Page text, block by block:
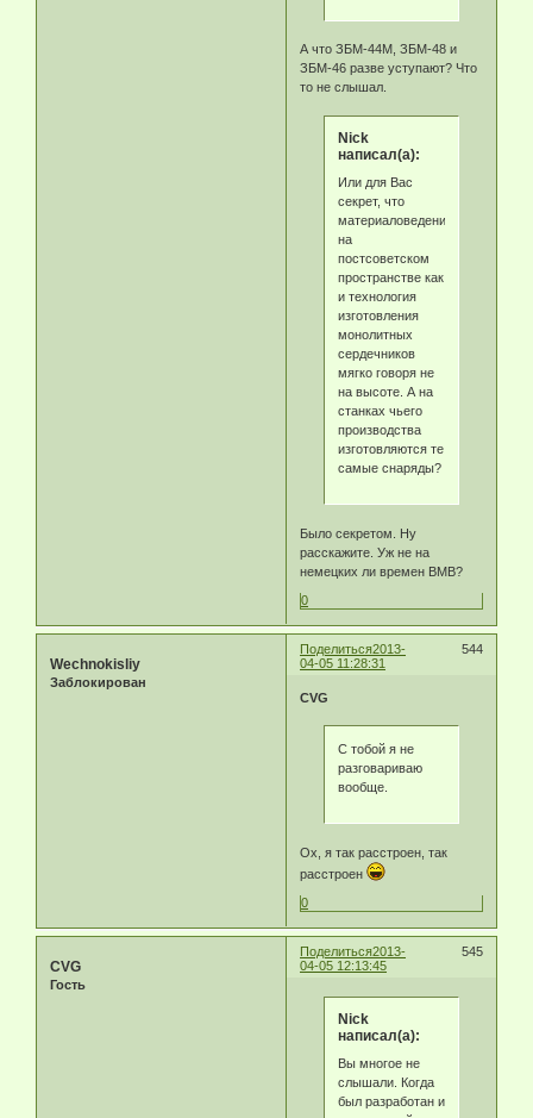
А что ЗБМ-44М, ЗБМ-48 и
ЗБМ-46 разве уступают? Что
то не слышал.
Nick
написал(а):
Или для Вас
секрет, что
материаловедение
на
постсоветском
пространстве как
и технология
изготовления
монолитных
сердечников
мягко говоря не
на высоте. А на
станках чьего
производства
изготовляются те
самые снаряды?
Было секретом. Ну
расскажите. Уж не на
немецких ли времен ВМВ?
0
Поделиться 544
2013-
04-05 11:28:31
Wechnokisliy
Заблокирован
CVG
С тобой я не
разговариваю
вообще.
Ох, я так расстроен, так
расстроен
0
Поделиться 545
2013-
04-05 12:13:45
CVG
Гость
Nick
написал(а):
Вы многое не
слышали. Когда
был разработан и